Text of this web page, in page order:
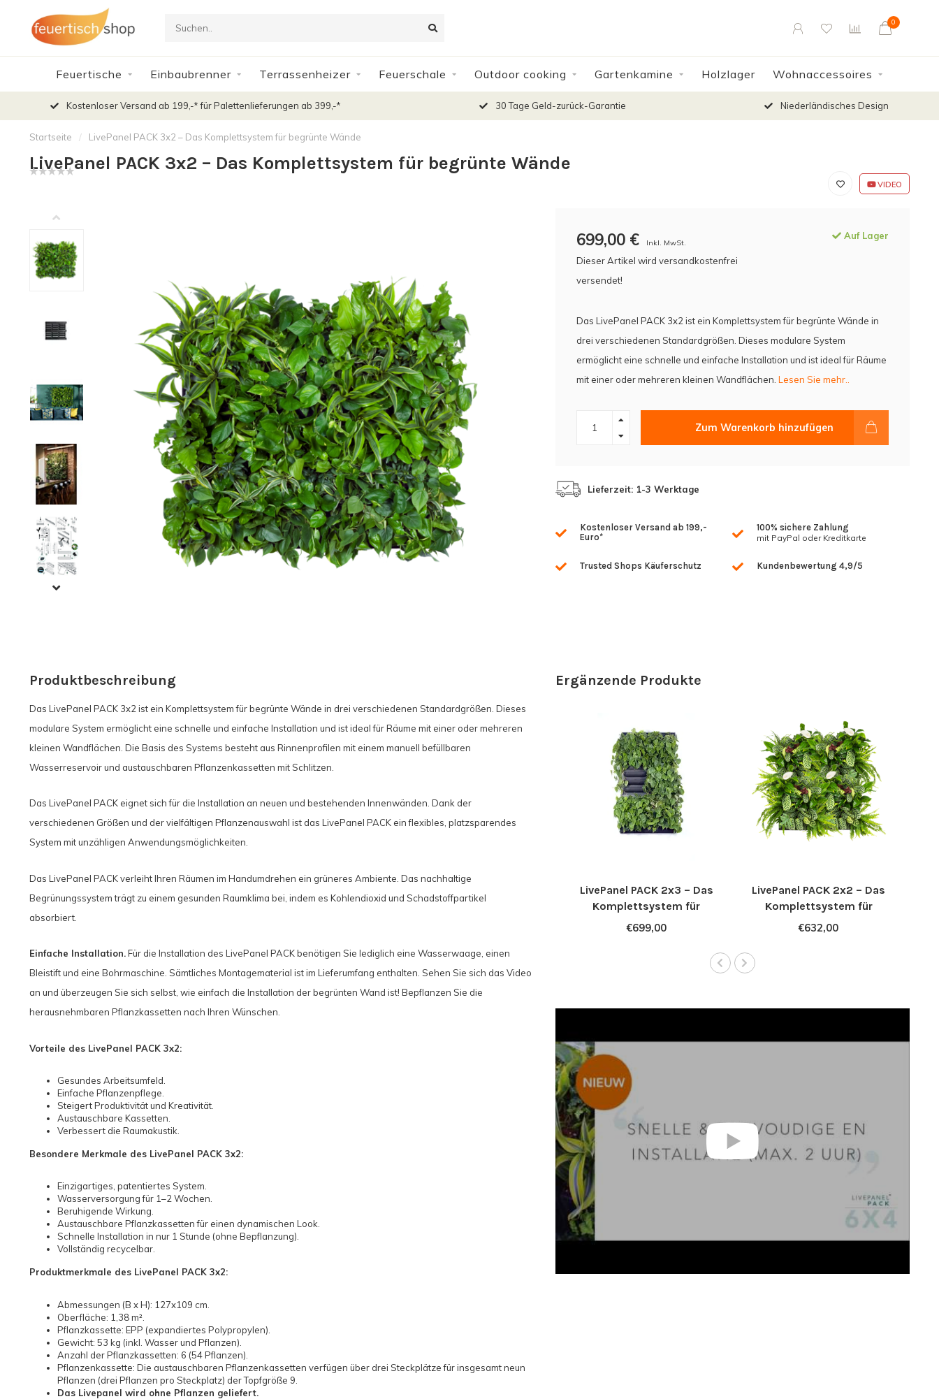
0
Feuertische Einbaubrenner Terrassenheizer Feuerschale Outdoor cooking Gartenkamine Holzlager Wohnaccessoires
Kostenloser Versand ab 199,-* für Palettenlieferungen ab 399,-* 30 Tage Geld-zurück-Garantie Niederländisches Design
Startseite / LivePanel PACK 3x2 – Das Komplettsystem für begrünte Wände
LivePanel PACK 3x2 – Das Komplettsystem für begrünte Wände
VIDEO
699,00€ Inkl. MwSt.
Dieser Artikel wird versandkostenfrei
versendet!
Auf Lager
Das LivePanel PACK 3x2 ist ein Komplettsystem für begrünte Wände in
drei verschiedenen Standardgrößen. Dieses modulare System
ermöglicht eine schnelle und einfache Installation und ist ideal für Räume
mit einer oder mehreren kleinen Wandflächen. Lesen Sie mehr..
Zum Warenkorb hinzufügen
Lieferzeit: 1-3 Werktage
Kostenloser Versand ab 199,-
Euro*
100% sichere Zahlung
mit PayPal oder Kreditkarte
Trusted Shops Käuferschutz Kundenbewertung 4,9/5
Produktbeschreibung
Das LivePanel PACK 3x2 ist ein Komplettsystem für begrünte Wände in drei verschiedenen Standardgrößen. Dieses
modulare System ermöglicht eine schnelle und einfache Installation und ist ideal für Räume mit einer oder mehreren
kleinen Wandflächen. Die Basis des Systems besteht aus Rinnenprofilen mit einem manuell befüllbaren
Wasserreservoir und austauschbaren Pflanzenkassetten mit Schlitzen.
Das LivePanel PACK eignet sich für die Installation an neuen und bestehenden Innenwänden. Dank der
verschiedenen Größen und der vielfältigen Pflanzenauswahl ist das LivePanel PACK ein flexibles, platzsparendes
System mit unzähligen Anwendungsmöglichkeiten.
Das LivePanel PACK verleiht Ihren Räumen im Handumdrehen ein grüneres Ambiente. Das nachhaltige
Begrünungssystem trägt zu einem gesunden Raumklima bei, indem es Kohlendioxid und Schadstoffpartikel
absorbiert.
Einfache Installation.Für die Installation des LivePanel PACK benötigen Sie lediglich eine Wasserwaage, einen
Bleistift und eine Bohrmaschine. Sämtliches Montagematerial ist im Lieferumfang enthalten. Sehen Sie sich das Video
an und überzeugen Sie sich selbst, wie einfach die Installation der begrünten Wand ist! Bepflanzen Sie die
herausnehmbaren Pflanzkassetten nach Ihren Wünschen.
Vorteile des LivePanel PACK 3x2:
Gesundes Arbeitsumfeld.
Einfache Pflanzenpflege.
Steigert Produktivität und Kreativität.
Austauschbare Kassetten.
Verbessert die Raumakustik.
Besondere Merkmale des LivePanel PACK 3x2:
Einzigartiges, patentiertes System.
Wasserversorgung für 1–2 Wochen.
Beruhigende Wirkung.
Austauschbare Pflanzkassetten für einen dynamischen Look.
Schnelle Installation in nur 1 Stunde (ohne Bepflanzung).
Vollständig recycelbar.
Produktmerkmale des LivePanel PACK 3x2:
Abmessungen (B x H): 127x109 cm.
Oberfläche: 1,38 m².
Pflanzkassette: EPP (expandiertes Polypropylen).
Gewicht: 53 kg (inkl. Wasser und Pflanzen).
Anzahl der Pflanzkassetten: 6 (54 Pflanzen).
Pflanzenkassette: Die austauschbaren Pflanzenkassetten verfügen über drei Steckplätze für insgesamt neun
Pflanzen (drei Pflanzen pro Steckplatz) der Topfgröße 9.
Das Livepanel wird ohne Pflanzen geliefert.
Ergänzende Produkte
LivePanel PACK 2x3 – Das
Komplettsystem für
begrünte Wände
€699,00
LivePanel PACK 2x2 – Das
Komplettsystem für
begrünte Wände
€632,00